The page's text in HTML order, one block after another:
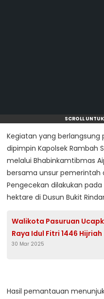
SCROLL
Kegiatan yang
dipimpin Kapolsek Rambah
melalui Bhabinkamtibmas
bersama unsur pemerintah
Pengecekan dilakukan
hektare di Dusun Bukit
Walikota Pasuruan
Raya Idul Fitri 1446 Hijriah
30 Mar 2025
Hasil pemantauan